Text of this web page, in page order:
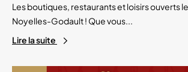
Les boutiques, restaurants et loisirs ouverts
Noyelles-Godault ! Que vous...
Lire la suite